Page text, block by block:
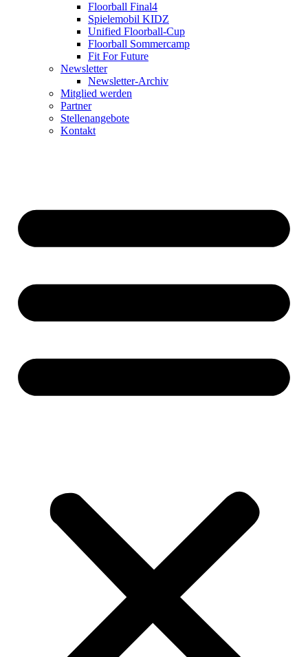
Floorball Final4
Spielemobil KIDZ
Unified Floorball-Cup
Floorball Sommercamp
Fit For Future
Newsletter
Newsletter-Archiv
Mitglied werden
Partner
Stellenangebote
Kontakt